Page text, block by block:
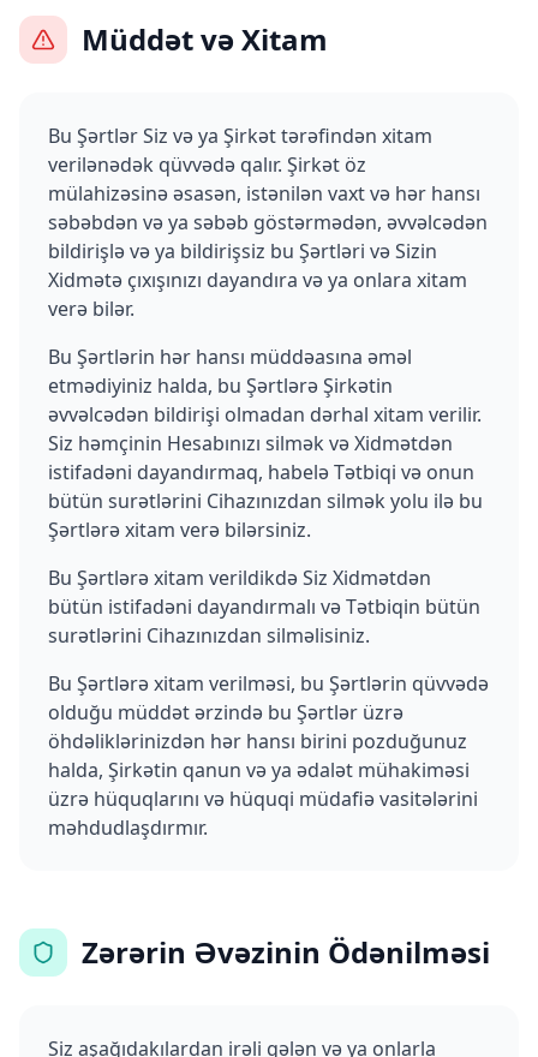
Müddət və Xitam
Bu Şərtlər Siz və ya Şirkət tərəfindən xitam
verilənədək qüvvədə qalır. Şirkət öz
mülahizəsinə əsasən, istənilən vaxt və hər hansı
səbəbdən və ya səbəb göstərmədən, əvvəlcədən
bildirişlə və ya bildirişsiz bu Şərtləri və Sizin
Xidmətə çıxışınızı dayandıra və ya onlara xitam
verə bilər.
Bu Şərtlərin hər hansı müddəasına əməl
etmədiyiniz halda, bu Şərtlərə Şirkətin
əvvəlcədən bildirişi olmadan dərhal xitam verilir.
Siz həmçinin Hesabınızı silmək və Xidmətdən
istifadəni dayandırmaq, habelə Tətbiqi və onun
bütün surətlərini Cihazınızdan silmək yolu ilə bu
Şərtlərə xitam verə bilərsiniz.
Bu Şərtlərə xitam verildikdə Siz Xidmətdən
bütün istifadəni dayandırmalı və Tətbiqin bütün
surətlərini Cihazınızdan silməlisiniz.
Bu Şərtlərə xitam verilməsi, bu Şərtlərin qüvvədə
olduğu müddət ərzində bu Şərtlər üzrə
öhdəliklərinizdən hər hansı birini pozduğunuz
halda, Şirkətin qanun və ya ədalət mühakiməsi
üzrə hüquqlarını və hüquqi müdafiə vasitələrini
məhdudlaşdırmır.
Zərərin Əvəzinin Ödənilməsi
Siz aşağıdakılardan irəli gələn və ya onlarla